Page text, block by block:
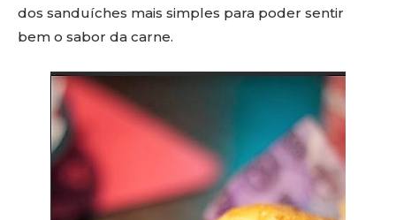
dos sanduíches mais simples para poder sentir
bem o sabor da carne.